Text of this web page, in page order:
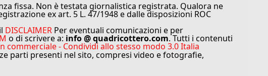
fissa. Non è testata giornalistica registrata. Qualora ne
ex art. 5 L. 47/1948 e dalle disposizioni ROC
DISCLAIMER Per eventuali comunicazioni e per
o di scrivere a: info @ quadricottero.com. Tutti i contenuti
commerciale - Condividi allo stesso modo 3.0 Italia
parti presenti nel sito, compresi video e fotografie,